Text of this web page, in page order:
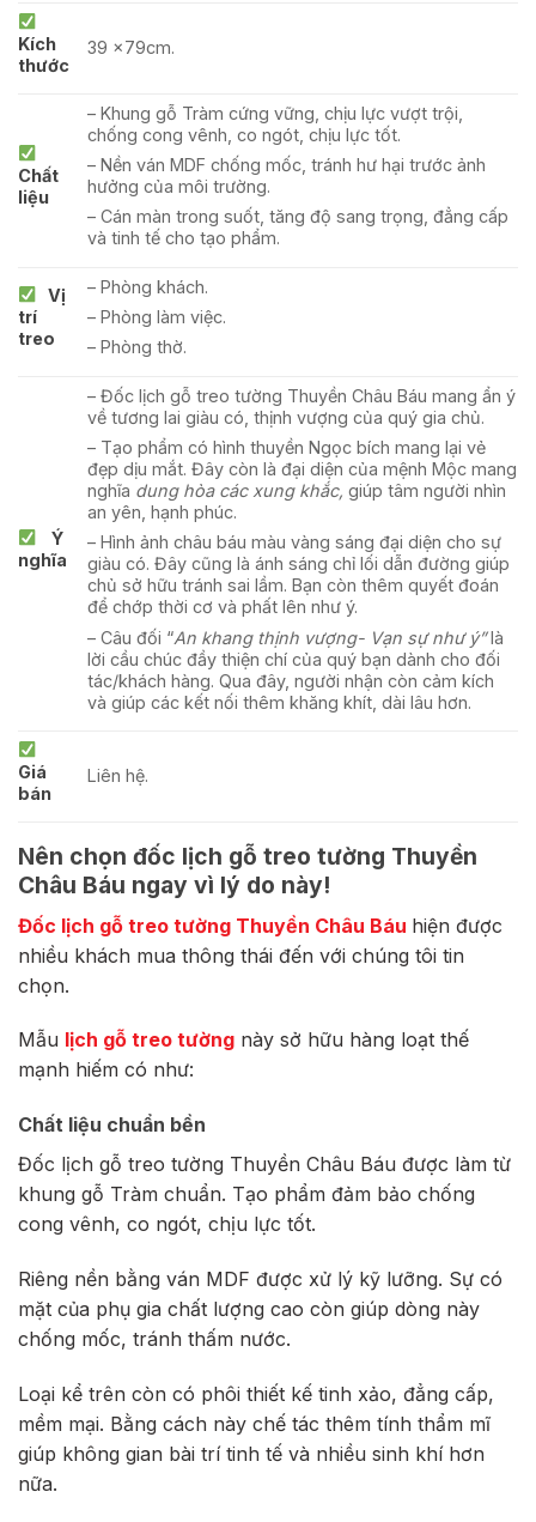
Kích
thước
39 x79cm.
Chất
liệu
– Khung gỗ Tràm cứng vững, chịu lực vượt trội,
chống cong vênh, co ngót, chịu lực tốt.
– Nền ván MDF chống mốc, tránh hư hại trước ảnh
hưởng của môi trường.
– Cán màn trong suốt, tăng độ sang trọng, đẳng cấp
và tinh tế cho tạo phẩm.
Vị
trí
treo
– Phòng khách.
– Phòng làm việc.
– Phòng thờ.
Ý
nghĩa
– Đốc lịch gỗ treo tường Thuyền Châu Báu mang ẩn ý
về tương lai giàu có, thịnh vượng của quý gia chủ.
– Tạo phẩm có hình thuyền Ngọc bích mang lại vẻ
đẹp dịu mắt. Đây còn là đại diện của mệnh Mộc mang
nghĩa dung hòa các xung khắc, giúp tâm người nhìn
an yên, hạnh phúc.
– Hình ảnh châu báu màu vàng sáng đại diện cho sự
giàu có. Đây cũng là ánh sáng chỉ lối dẫn đường giúp
chủ sở hữu tránh sai lầm. Bạn còn thêm quyết đoán
để chớp thời cơ và phất lên như ý.
– Câu đối “An khang thịnh vượng- Vạn sự như ý”là
lời cầu chúc đầy thiện chí của quý bạn dành cho đối
tác/khách hàng. Qua đây, người nhận còn cảm kích
và giúp các kết nối thêm khăng khít, dài lâu hơn.
Giá
bán
Liên hệ.
Nên chọn đốc lịch gỗ treo tường Thuyền
Châu Báu ngay vì lý do này!
Đốc lịch gỗ treo tường Thuyền Châu Báu hiện được
nhiều khách mua thông thái đến với chúng tôi tin
chọn.
Mẫu lịch gỗ treo tường này sở hữu hàng loạt thế
mạnh hiếm có như:
Chất liệu chuẩn bền
Đốc lịch gỗ treo tường Thuyền Châu Báu được làm từ
khung gỗ Tràm chuẩn. Tạo phẩm đảm bảo chống
cong vênh, co ngót, chịu lực tốt.
Riêng nền bằng ván MDF được xử lý kỹ lưỡng. Sự có
mặt của phụ gia chất lượng cao còn giúp dòng này
chống mốc, tránh thấm nước.
Loại kể trên còn có phôi thiết kế tinh xảo, đẳng cấp,
mềm mại. Bằng cách này chế tác thêm tính thẩm mĩ
giúp không gian bài trí tinh tế và nhiều sinh khí hơn
nữa.